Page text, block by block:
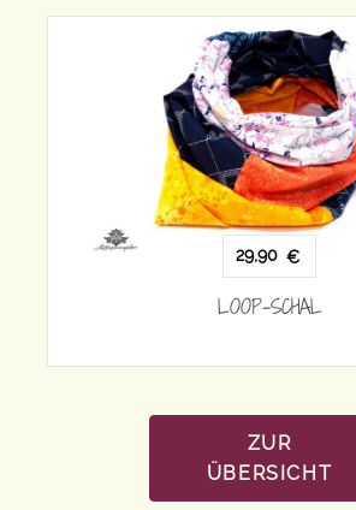
29,90
LOOP-
ZUR
ÜBERSICHT